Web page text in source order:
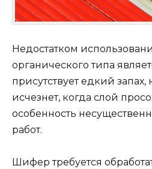
Недостатком
органического типа
присутствует едкий запах,
исчезнет, когда слой
особенность
работ.
Шифер требуется